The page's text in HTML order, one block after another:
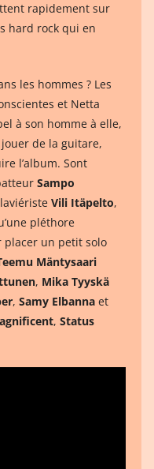
rapidement sur
hard rock qui en
les hommes ? Les
et Netta
à son homme à elle,
de la guitare,
l’album. Sont
Sampo
Vili Itäpelto,
pléthore
placer un petit solo
Mäntysaari
, Mika Tyyskä
, Samy Elbanna et
, Status